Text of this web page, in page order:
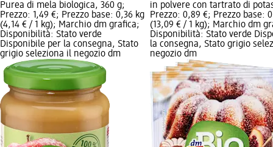
Purea di mela biologica, 360 g;
Prezzo: 1,49 €; Prezzo base: 0,36 kg
(4,14 € / 1 kg); Marchio dm grafica;
Disponibilità: Stato verde
Disponibile per la consegna, Stato
grigio seleziona il negozio dm
in polvere con tartrato di
Prezzo: 0,89 €; Prezzo base:
(13,09 € / 1 kg); Marchio dm
Disponibilità: Stato verde
la consegna, Stato grigio
negozio dm